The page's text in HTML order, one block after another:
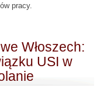
pracy.
Włoszech:
USI w